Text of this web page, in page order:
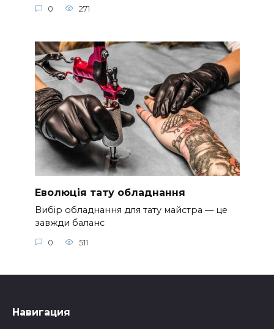
0 271
Еволюція тату обладнання
Вибір обладнання для тату майстра — це
завжди баланс
0 511
Навигация